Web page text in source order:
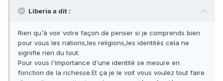
Liberia a dit :
Rien qu'à voir votre façon de penser si je comprends bien
pour vous les nations,les religions,les identités cela ne
signifie rien du tout.
Pour vous l'importance d'une identité se mesure en
fonction de la richesse.Et ça je le voit vous voulez tout faire